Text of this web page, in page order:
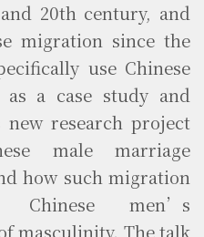
20th century, and
migration since the
use Chinese
a case study and
research project
male marriage
how such migration
Chinese men’s
masculinity. The talk